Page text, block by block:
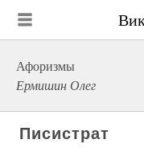
Афоризмы
Ермишин Олег
Писистрат